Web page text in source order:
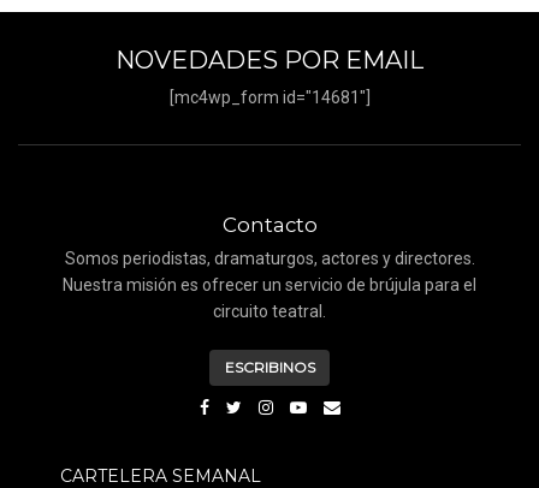
NOVEDADES POR EMAIL
[mc4wp_form id="14681"]
Contacto
Somos periodistas, dramaturgos, actores y directores.
Nuestra misión es ofrecer un servicio de brújula para el
circuito teatral.
ESCRIBINOS
CARTELERA SEMANAL